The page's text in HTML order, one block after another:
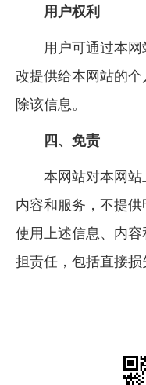
用户权利
用户可通过本网
改提供给本网站的
除该信息。
四、免责
本网站对本网站
内容和服务，不提
使用上述信息、内
担责任，包括直接损